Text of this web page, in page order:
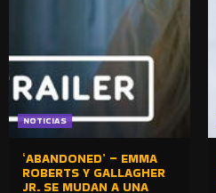
NOTICIAS
‘ABANDONED’ – EMMA
ROBERTS Y GALLAGHER
JR. SE MUDAN A UNA